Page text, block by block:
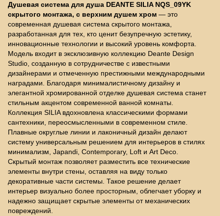
Душевая система для душа DEANTE SILIA NQS_09YK
скрытого монтажа, с верхним душем хром — это
современная душевая система скрытого монтажа,
разработанная для тех, кто ценит безупречную эстетику,
инновационные технологии и высокий уровень комфорта.
Модель входит в эксклюзивную коллекцию Deante Design
Studio, созданную в сотрудничестве с известными
дизайнерами и отмеченную престижными международными
наградами. Благодаря минималистичному дизайну и
элегантной хромированной отделке душевая система станет
стильным акцентом современной ванной комнаты.
Коллекция SILIA вдохновлена классическими формами
сантехники, переосмысленными в современном стиле.
Плавные округлые линии и лаконичный дизайн делают
систему универсальным решением для интерьеров в стилях
минимализм, Japandi, Contemporary, Loft и Art Deco.
Скрытый монтаж позволяет разместить все технические
элементы внутри стены, оставляя на виду только
декоративные части системы. Такое решение делает
интерьер визуально более просторным, облегчает уборку и
надежно защищает скрытые элементы от механических
повреждений.